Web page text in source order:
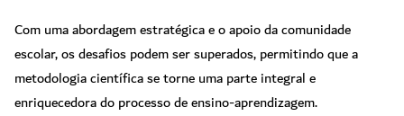
Com uma abordagem estratégica e o apoio da comunidade
escolar, os desafios podem ser superados, permitindo que a
metodologia científica se torne uma parte integral e
enriquecedora do processo de ensino-aprendizagem.